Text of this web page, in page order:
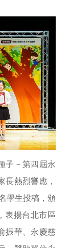
子－第四屆永
長熱烈響應，
學生投稿，頒
表揚台北市區
振華、永慶慈